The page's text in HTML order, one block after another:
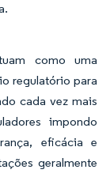
como uma
regulatório para
cada vez mais
impondo
eficácia e
geralmente